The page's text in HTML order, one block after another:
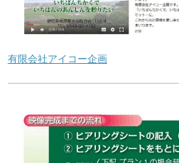
有限会社アイコー企画